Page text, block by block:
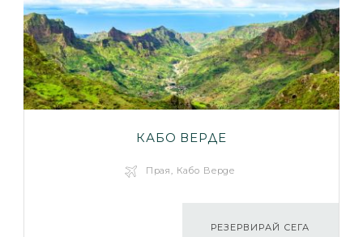
КАБО ВЕРДЕ
Прая, Кабо Верде
РЕЗЕРВИРАЙ СЕГА